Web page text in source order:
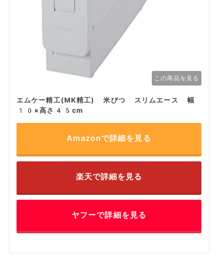
この商品を見る
エムケー精工(MK精工) 米びつ スリムエース 幅
10×高さ45cm
Amazonで詳細を見る
楽天で詳細を見る
ヤフーで詳細を見る